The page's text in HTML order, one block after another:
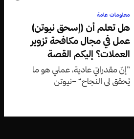
معلومات عامة
هل تعلم أن (إسحق نيوتن)
عمل في مجال مكافحة تزوير
العملات؟ إليكم القصة
”إنّ مقدراتي عادية، عملي هو ما
يُحقق لي النجاح“ –نيوتن